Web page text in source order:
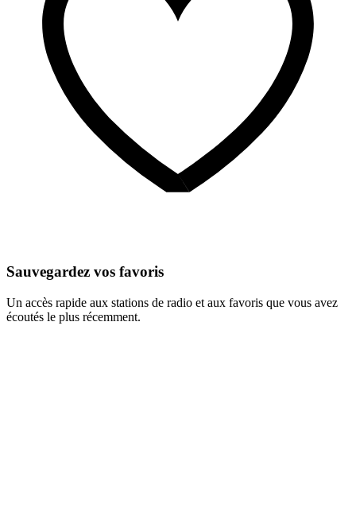
Sauvegardez vos favoris
Un accès rapide aux stations de radio et aux favoris que vous avez
écoutés le plus récemment.